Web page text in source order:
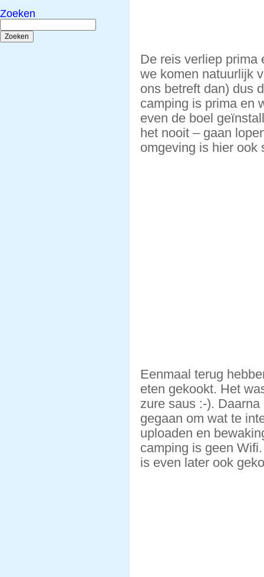
Zoeken
Zoeken
naar:
De reis verliep prima
we komen natuurlijk
ons betreft dan) dus
camping is prima en
even de boel
het nooit – gaan
omgeving is hier ook
Eenmaal terug
eten gekookt. Het
zure saus :-).
gegaan om wat te
uploaden en
camping is geen
is even later ook